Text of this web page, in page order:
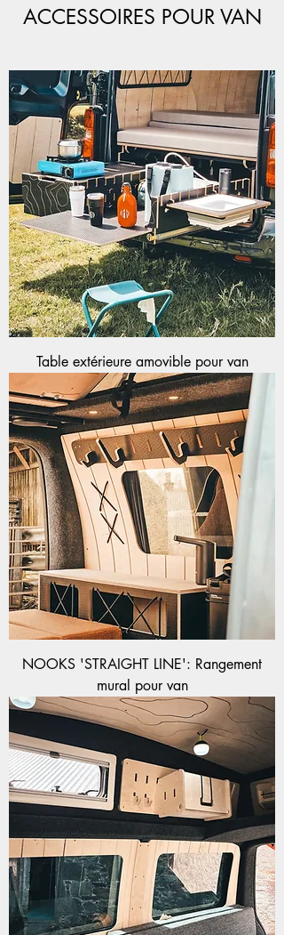
ACCESSOIRES POUR VAN
Table extérieure amovible pour van
NOOKS 'STRAIGHT LINE': Rangement
mural pour van